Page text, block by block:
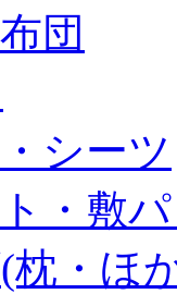
団
シーツ
・敷
枕・ほ